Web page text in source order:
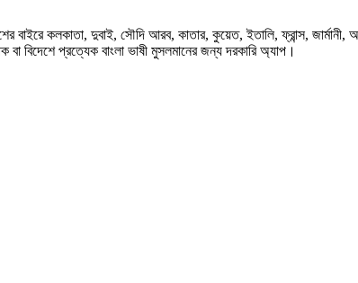
কলকাতা, দুবাই, সৌদি আরব, কাতার, কুয়েত, ইতালি, ফ্রান্স, জার্মানী,
প্রত্যেক বাংলা ভাষী মুসলমানের জন্য দরকারি অ্যাপ।